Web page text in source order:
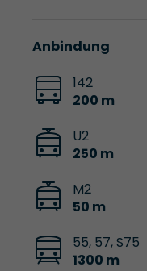
Anbindung
142
200 m
U2
250 m
M2
50 m
55, 57, S75
1300 m